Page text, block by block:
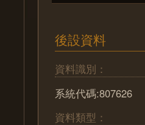
後設資料
資料識別：
系統代碼:807626
資料類型：